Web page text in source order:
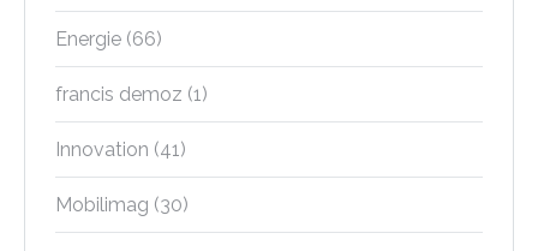
Energie (66)
francis demoz (1)
Innovation (41)
Mobilimag (30)